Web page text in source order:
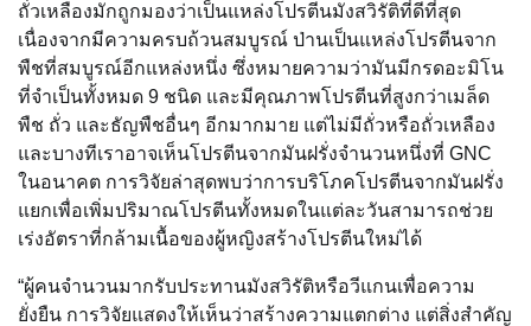
ถั่วเหลืองมักถูกมองว่าเป็นแหล่งโปรตีนมังสวิรัติที่ดีที่สุด
เนื่องจากมีความครบถ้วนสมบูรณ์ ป่านเป็นแหล่งโปรตีนจาก
พืชที่สมบูรณ์อีกแหล่งหนึ่ง ซึ่งหมายความว่ามันมีกรดอะมิโน
ที่จำเป็นทั้งหมด 9 ชนิด และมีคุณภาพโปรตีนที่สูงกว่าเมล็ด
พืช ถั่ว และธัญพืชอื่นๆ อีกมากมาย แต่ไม่มีถั่วหรือถั่วเหลือง
และบางทีเราอาจเห็นโปรตีนจากมันฝรั่งจำนวนหนึ่งที่ GNC
ในอนาคต การวิจัยล่าสุดพบว่าการบริโภคโปรตีนจากมันฝรั่ง
แยกเพื่อเพิ่มปริมาณโปรตีนทั้งหมดในแต่ละวันสามารถช่วย
เร่งอัตราที่กล้ามเนื้อของผู้หญิงสร้างโปรตีนใหม่ได้
“ผู้คนจำนวนมากรับประทานมังสวิรัติหรือวีแกนเพื่อความ
ยั่งยืน การวิจัยแสดงให้เห็นว่าสร้างความแตกต่าง แต่สิ่งสำคัญ